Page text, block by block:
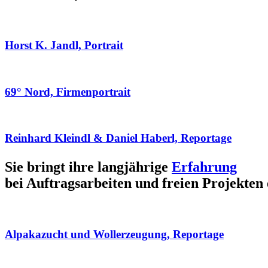
Horst K. Jandl, Portrait
69° Nord, Firmenportrait
Reinhard Kleindl & Daniel Haberl, Reportage
Sie bringt ihre langjährige Erfahrung
bei Auftragsarbeiten und freien Projekten
Alpakazucht und Wollerzeugung, Reportage